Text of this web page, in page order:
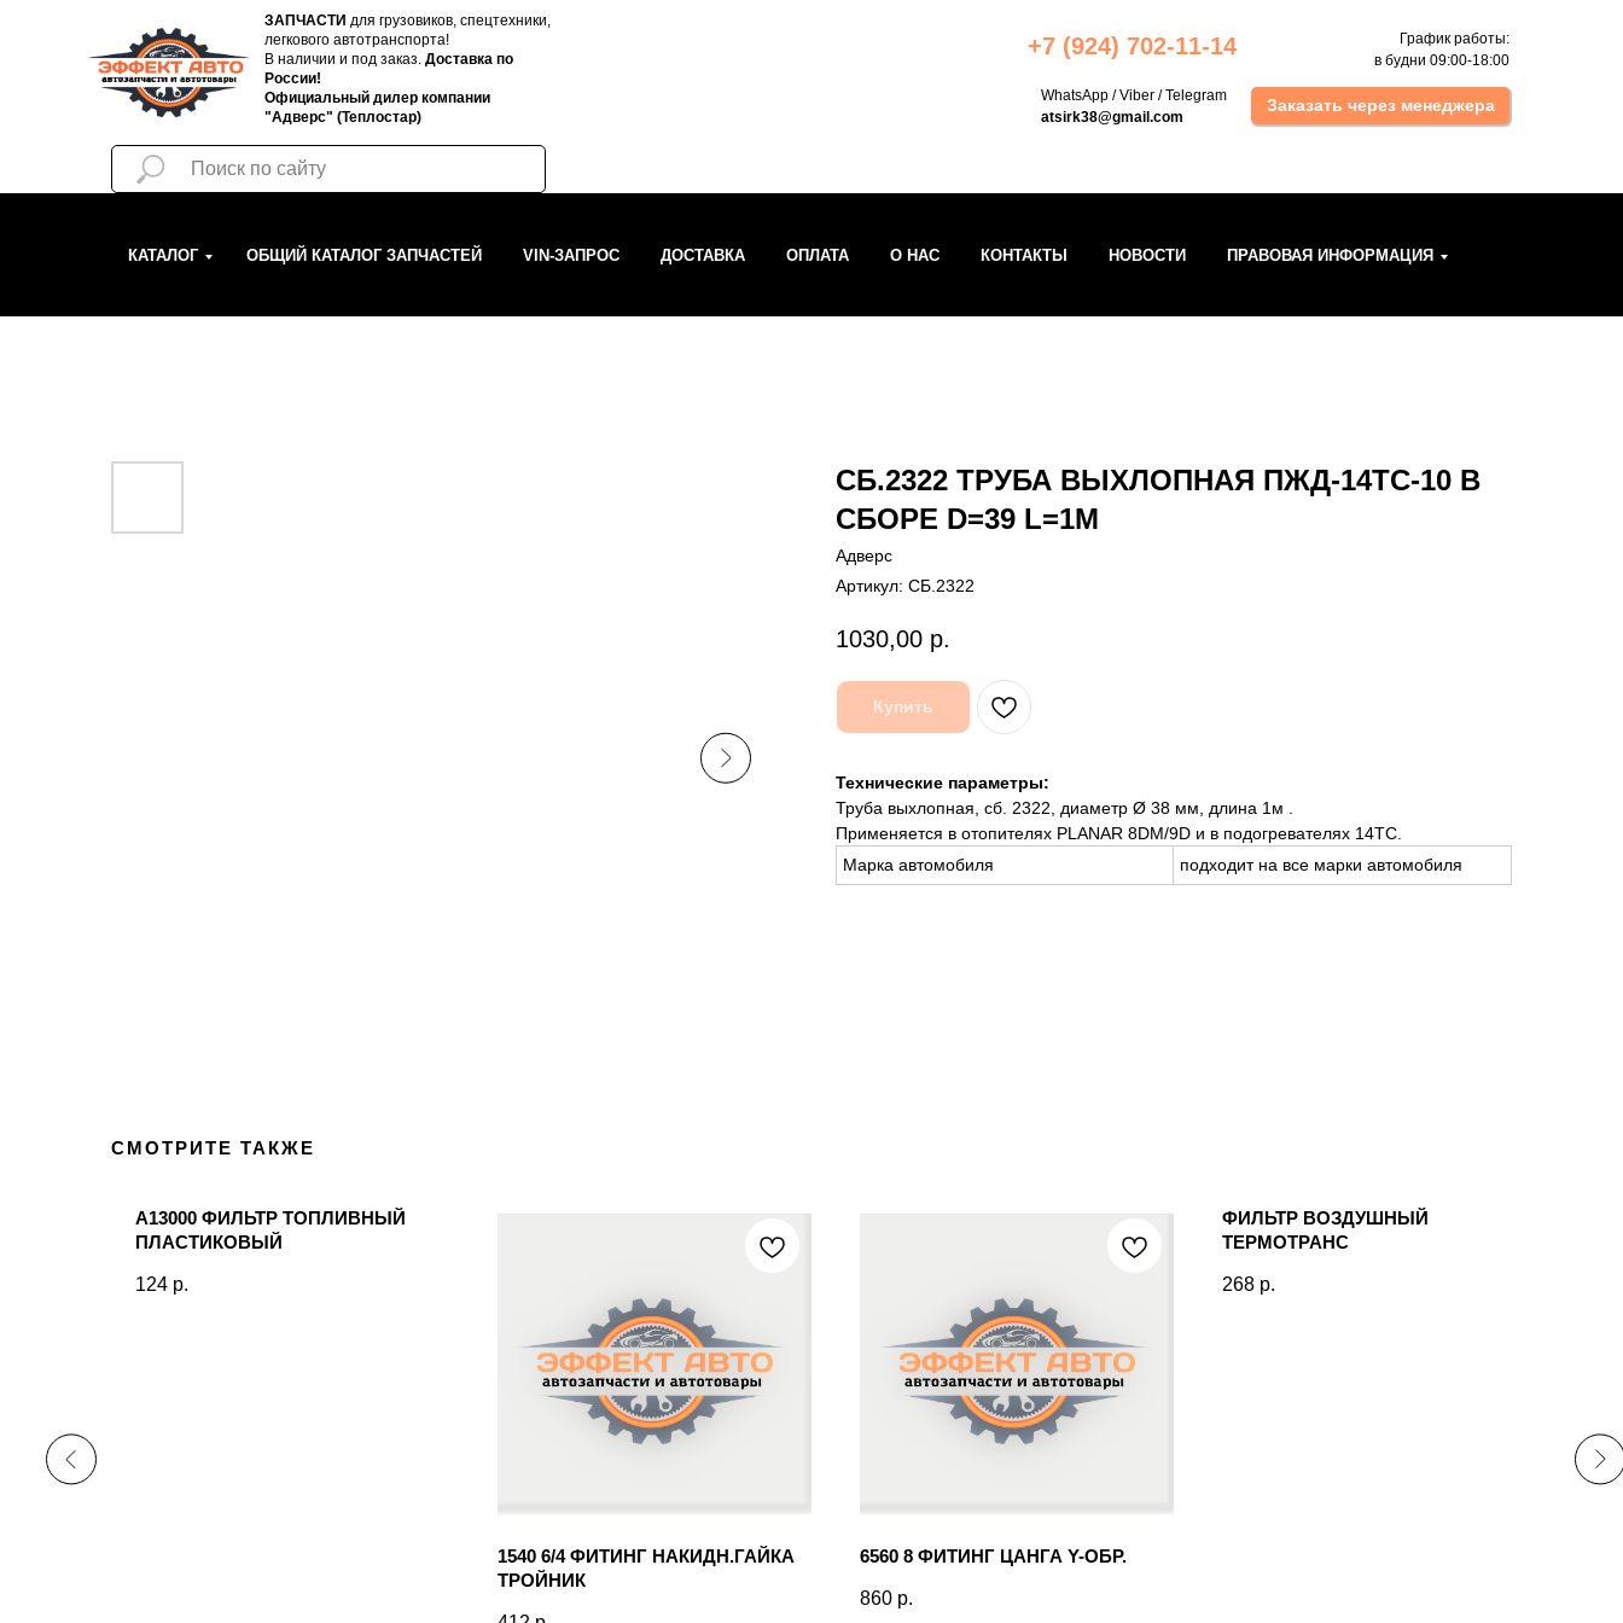
Заказать через менеджера
WhatsApp /Viber /Telegram
atsirk38@gmail.com
График работы:
в будни 09:00-18:00
ЗАПЧАСТИ для грузовиков, спецтехники,
легкового автотранспорта!
В наличии и под заказ. Доставка по
России!
Официальный дилер компании
"Адверс" (Теплостар)
+7 (924) 702 -11-14
КАТАЛОГ ОБЩИЙ КАТАЛОГ ЗАПЧАСТЕЙ VIN-ЗАПРОС ДОСТАВКА ОПЛАТА О НАС КОНТАКТЫ НОВОСТИ ПРАВОВАЯ ИНФОРМАЦИЯ
СБ.2322 ТРУБА ВЫХЛОПНАЯ ПЖД-14ТС-10 В
СБОРЕ D=39 L=1M
Адверс
Артикул: СБ.2322
1030,00 р.
Купить
Технические параметры:
Труба выхлопная, сб. 2322, диаметр Ø 38 мм, длина 1м .
Применяется в отопителях PLANAR 8DM/9D и в подогревателях 14TC.
Марка автомобиля
подходит на все марки автомобиля
СМОТРИТЕ ТАКЖЕ
А13000 ФИЛЬТР ТОПЛИВНЫЙ
ПЛАСТИКОВЫЙ
124 р.
1540 6/4 ФИТИНГ НАКИДН.ГАЙКА
ТРОЙНИК
6560 8 ФИТИНГ ЦАНГА Y-ОБР.
860 р.
ФИЛЬТР ВОЗДУШНЫЙ
ТЕРМОТРАНС
268 р.